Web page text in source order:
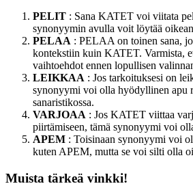
PELIT : Sana KATET voi viitata
synonyymin avulla voit löytää
PELAA : PELAA on toinen sana,
kontekstiin kuin KATET. Varmista,
vaihtoehdot ennen lopullisen
LEIKKAA : Jos tarkoituksesi on
synonyymi voi olla hyödyllinen apu
sanaristikossa.
VARJOAA : Jos KATET viittaa
piirtämiseen, tämä synonyymi voi
APEM : Toisinaan synonyymi voi
kuten APEM, mutta se voi silti olla
Muista tärkeä vinkki!